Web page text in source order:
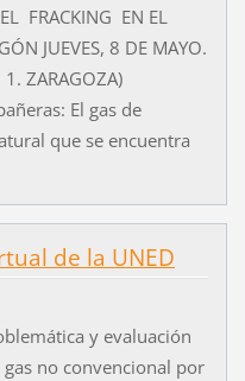
FRACKING EN EL
JUEVES, 8 DE MAYO.
ZARAGOZA)
El gas de
que se encuentra
de la UNED
y evaluación
no convencional por